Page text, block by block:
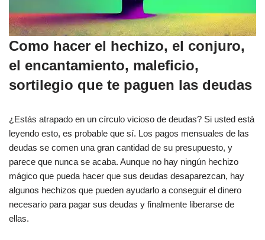
Como hacer el hechizo, el conjuro,
el encantamiento, maleficio,
sortilegio que te paguen las deudas
¿Estás atrapado en un círculo vicioso de deudas? Si usted está
leyendo esto, es probable que sí. Los pagos mensuales de las
deudas se comen una gran cantidad de su presupuesto, y
parece que nunca se acaba. Aunque no hay ningún hechizo
mágico que pueda hacer que sus deudas desaparezcan, hay
algunos hechizos que pueden ayudarlo a conseguir el dinero
necesario para pagar sus deudas y finalmente liberarse de
ellas.